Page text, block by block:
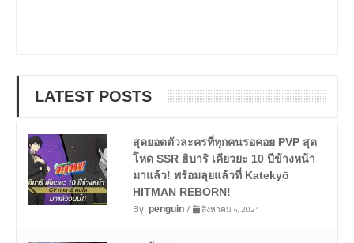
LATEST POSTS
สุดยอดตัวละครที่ทุกคนรอคอย PVP สุด
โหด SSR ฮิบาริ เคียวยะ 10 ปีข้างหน้า
มาแล้ว! พร้อมลุยแล้วที่ Katekyō
HITMAN REBORN!
By penguin/ สิงหาคม 4, 2021